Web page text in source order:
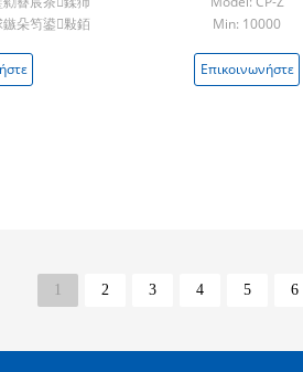
朵笉鍙敤銆
Min: 10000
Επικοινωνήστε
1 2 3 4 5 6